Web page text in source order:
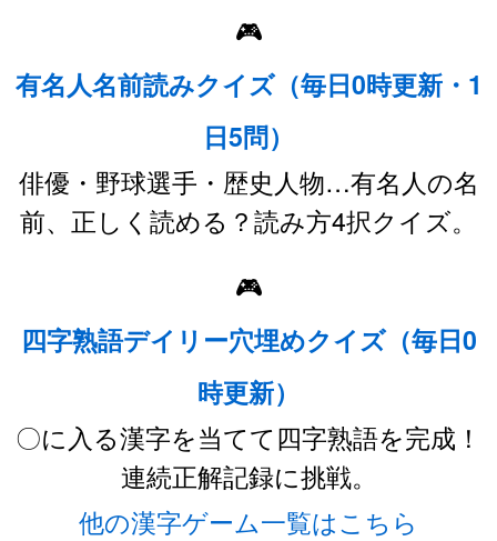
🎮
有名人名前読みクイズ（毎日0時更新・1
日5問）
俳優・野球選手・歴史人物…有名人の名
前、正しく読める？読み方4択クイズ。
🎮
四字熟語デイリー穴埋めクイズ（毎日0
時更新）
〇に入る漢字を当てて四字熟語を完成！
連続正解記録に挑戦。
他の漢字ゲーム一覧はこちら